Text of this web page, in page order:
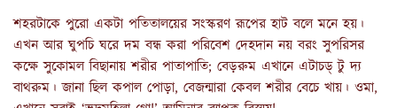
শহরটাকে পুরো একটা পতিতালয়ের সংস্করণ রূপের হাট বলে মনে হয়।
এখন আর ঘুপচি ঘরে দম বন্ধ করা পরিবেশ দেহদান নয় বরং সুপরিসর
কক্ষে সুকোমল বিছানায় শরীর পাতাপাতি; বেড়রুম এখানে এটাচড্ টু দ্য
বাথরুম। জানা ছিল কপাল পোড়া, বেজন্মারা কেবল শরীর বেচে খায়। ওমা,